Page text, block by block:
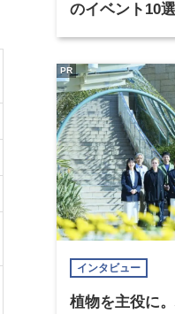
のイベント10
インタビュー
植物を主役に
PR